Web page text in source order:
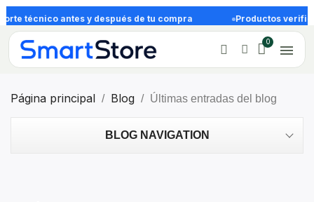
técnico antes y después de tu compra Productos
Página principal Blog Últimas entradas del blog
BLOG NAVIGATION